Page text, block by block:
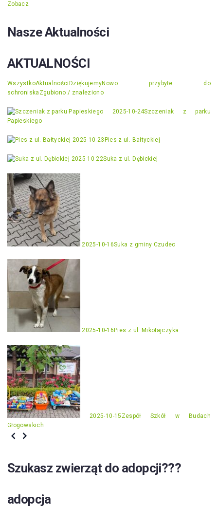
Zobacz
Nasze Aktualności
AKTUALNOŚCI
WszystkoAktualności DziękujemyNowo przybyłe do
schroniska Zgubiono / znaleziono
2025-10-24Szczeniak z parku
Papieskiego
2025-10-23 Pies z ul. Bałtyckiej
2025-10-22Suka z ul. Dębickiej
2025-10-16Suka z gminy Czudec
2025-10-16 Pies z ul. Mikołajczyka
2025-10-15 Zespół Szkół w Budach
Głogowskich
Szukasz zwierząt do adopcji???
adopcja